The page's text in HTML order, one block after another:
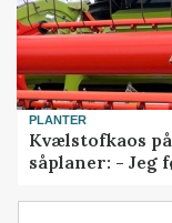
PLANTER
Kvælstofkaos
såplaner: - Jeg